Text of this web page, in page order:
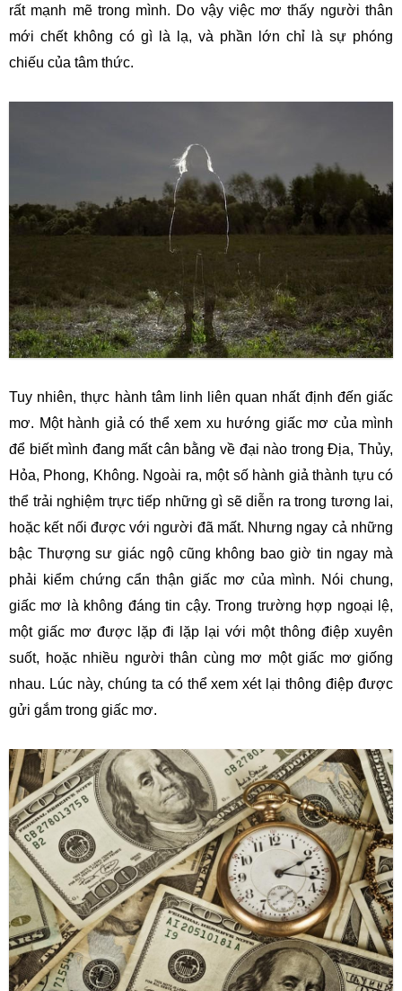
rất mạnh mẽ trong mình. Do vậy việc mơ thấy người thân
mới chết không có gì là lạ, và phần lớn chỉ là sự phóng
chiếu của tâm thức.
Tuy nhiên, thực hành tâm linh liên quan nhất định đến giấc
mơ. Một hành giả có thể xem xu hướng giấc mơ của mình
để biết mình đang mất cân bằng về đại nào trong Địa, Thủy,
Hỏa, Phong, Không. Ngoài ra, một số hành giả thành tựu có
thể trải nghiệm trực tiếp những gì sẽ diễn ra trong tương lai,
hoặc kết nối được với người đã mất. Nhưng ngay cả những
bậc Thượng sư giác ngộ cũng không bao giờ tin ngay mà
phải kiểm chứng cẩn thận giấc mơ của mình. Nói chung,
giấc mơ là không đáng tin cậy. Trong trường hợp ngoại lệ,
một giấc mơ được lặp đi lặp lại với một thông điệp xuyên
suốt, hoặc nhiều người thân cùng mơ một giấc mơ giống
nhau. Lúc này, chúng ta có thể xem xét lại thông điệp được
gửi gắm trong giấc mơ.